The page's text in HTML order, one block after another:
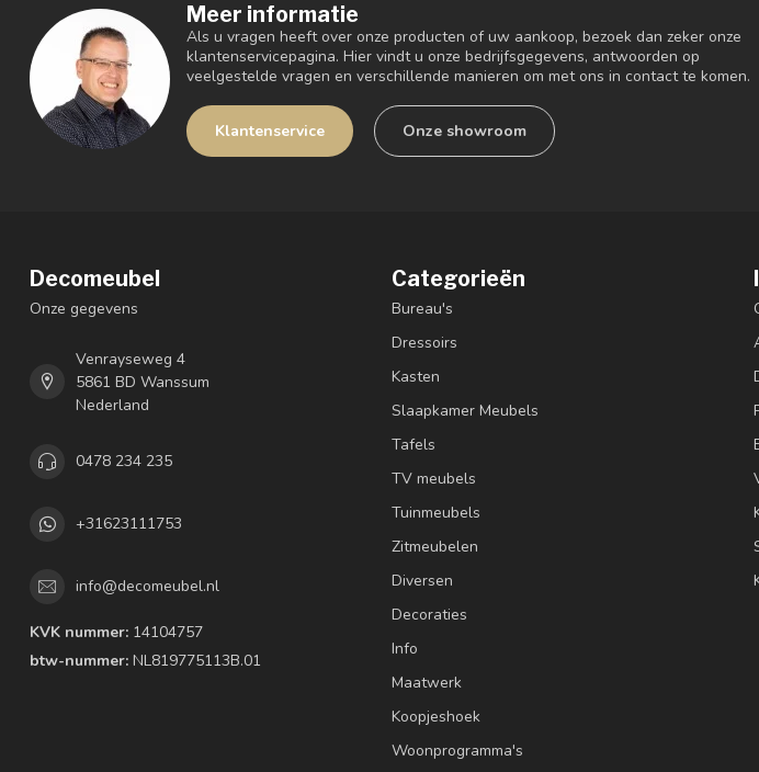
Meer informatie
Als u vragen heeft over onze producten of uw aankoop, bezoek dan zeker onze
klantenservicepagina. Hier vindt u onze bedrijfsgegevens, antwoorden op
veelgestelde vragen en verschillende manieren om met ons in contact te komen.
Klantenservice Onze showroom
Decomeubel
Onze gegevens
Venrayseweg 4
5861 BD Wanssum
Nederland
0478 234 235
+31623111753
info@decomeubel.nl
KVK nummer: 14104757
btw-nummer: NL819775113B.01
Categorieën
Bureau's
Dressoirs
Kasten
Slaapkamer Meubels
Tafels
TV meubels
Tuinmeubels
Zitmeubelen
Diversen
Decoraties
Info
Maatwerk
Koopjeshoek
Woonprogramma's